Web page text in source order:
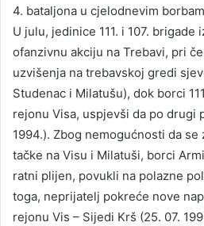
4. bataljona u cjelodnevim
U julu, jedinice 111. i 107. brigade
ofanzivnu akciju na Trebavi, pri
uzvišenja na trebavskoj gredi
Studenac i Milatušu), dok borci
rejonu Visa, uspjevši da po drugi
1994.). Zbog nemogućnosti da
tačke na Visu i Milatuši, borci
ratni plijen, povukli na polazne
toga, neprijatelj pokreće nove
rejonu Vis – Sijedi Krš (25. 07.